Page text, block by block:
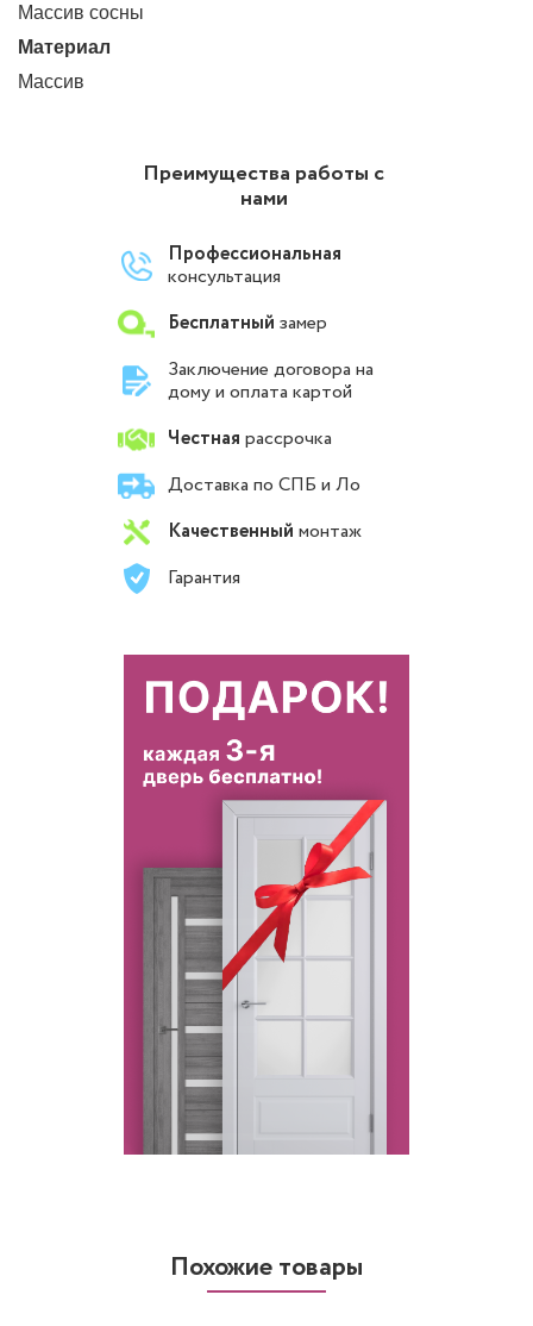
Массив сосны
Материал
Массив
Преимущества работы с
нами
Профессиональная
консультация
Бесплатный замер
Заключение договора на
дому и оплата картой
Честная рассрочка
Доставка по СПБ и Ло
Качественный монтаж
Гарантия
Похожие товары